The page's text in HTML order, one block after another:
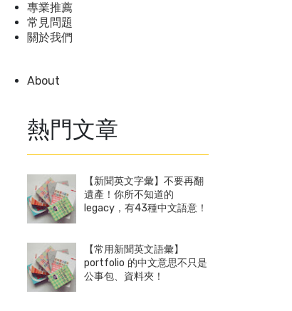
專業推薦
常見問題
關於我們
About
熱門文章
【新聞英文字彙】不要再翻
遺產！你所不知道的
legacy，有43種中文語意！
【常用新聞英文語彙】
portfolio 的中文意思不只是
公事包、資料夾！